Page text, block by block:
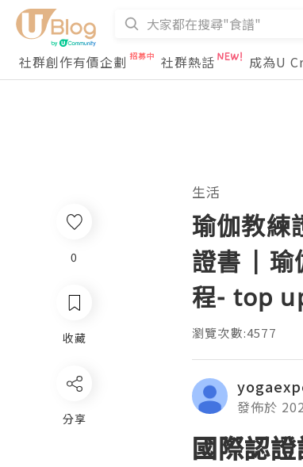
社群創作有價企劃
社群熱話 成為U
0
收藏
分享
生活
瑜伽教練
證書 | 瑜
程- top
瀏覽次數:4577
發佈於
國際認
0
收藏
分享